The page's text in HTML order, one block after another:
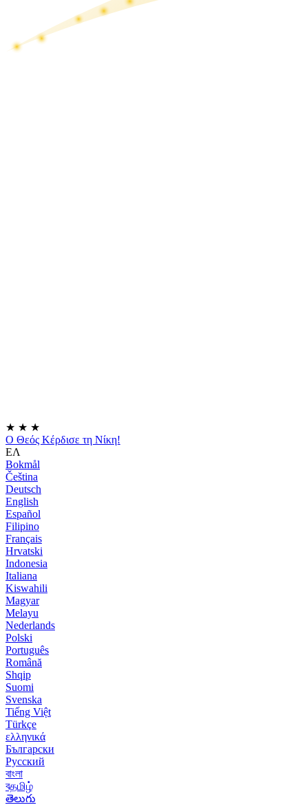
★ ★ ★
Ο Θεός Κέρδισε τη Νίκη!
ΕΛ
Bokmål
Čeština
Deutsch
English
Español
Filipino
Français
Hrvatski
Indonesia
Italiana
Kiswahili
Magyar
Melayu
Nederlands
Polski
Português
Română
Shqip
Suomi
Svenska
Tiếng Việt
Türkçe
ελληνικά
Български
Русский
বাংলা
বதமிழ்
తెలుగు